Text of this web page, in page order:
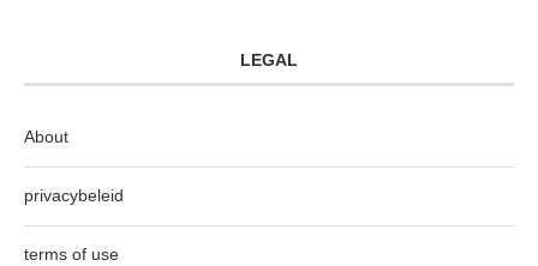
LEGAL
About
privacybeleid
terms of use